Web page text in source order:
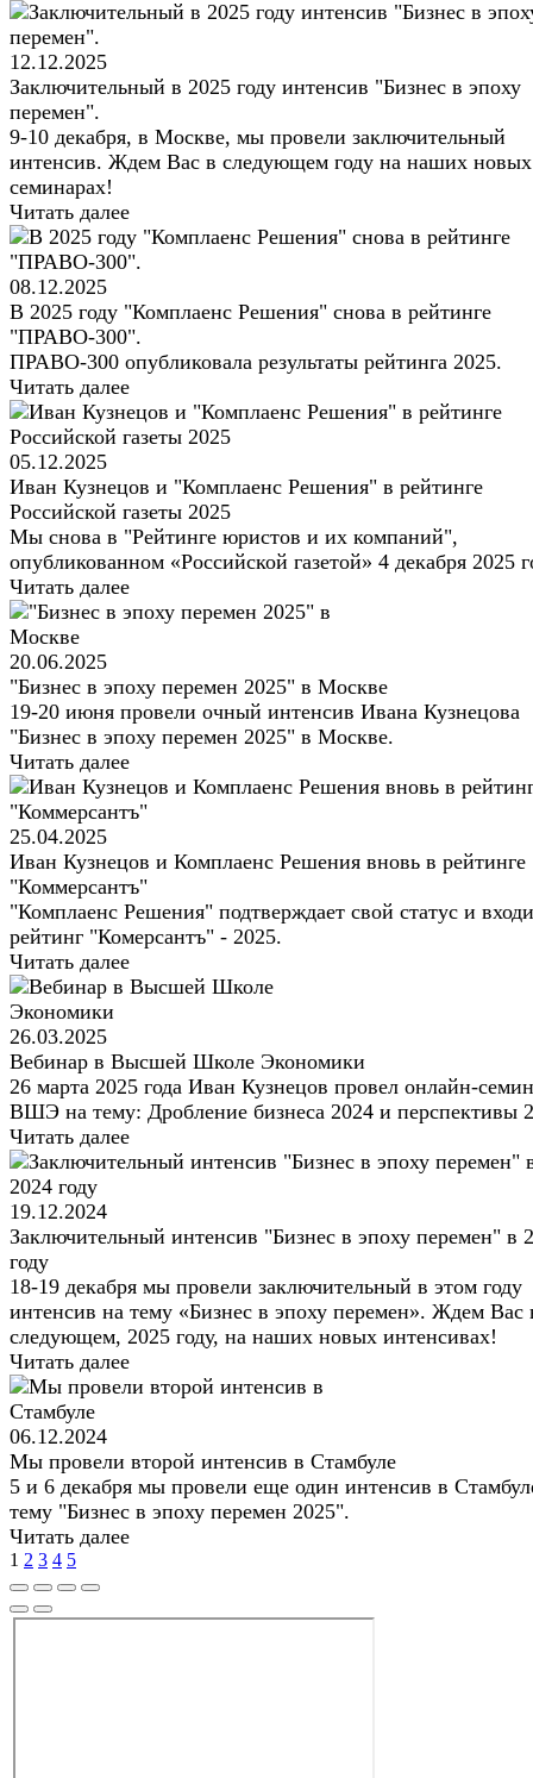
12.12.2025
Заключительный в 2025 году интенсив "Бизнес в эпоху
перемен".
9-10 декабря, в Москве, мы провели заключительный
интенсив. Ждем Вас в следующем году на наших новых
семинарах!
Читать далее
08.12.2025
В 2025 году "Комплаенс Решения" снова в рейтинге
"ПРАВО-300".
ПРАВО-300 опубликовала результаты рейтинга 2025.
Читать далее
05.12.2025
Иван Кузнецов и "Комплаенс Решения" в рейтинге
Российской газеты 2025
Мы снова в "Рейтинге юристов и их компаний",
опубликованном «Российской газетой» 4 декабря 2025
Читать далее
20.06.2025
"Бизнес в эпоху перемен 2025" в Москве
19-20 июня провели очный интенсив Ивана Кузнецова
"Бизнес в эпоху перемен 2025" в Москве.
Читать далее
25.04.2025
Иван Кузнецов и Комплаенс Решения вновь в рейтинге
"Коммерсантъ"
"Комплаенс Решения" подтверждает свой статус и
рейтинг "Комерсантъ" - 2025.
Читать далее
26.03.2025
Вебинар в Высшей Школе Экономики
26 марта 2025 года Иван Кузнецов провел онлайн-
ВШЭ на тему: Дробление бизнеса 2024 и перспективы
Читать далее
19.12.2024
Заключительный интенсив "Бизнес в эпоху перемен" в
году
18-19 декабря мы провели заключительный в этом году
интенсив на тему «Бизнес в эпоху перемен». Ждем Вас
следующем, 2025 году, на наших новых интенсивах!
Читать далее
06.12.2024
Мы провели второй интенсив в Стамбуле
5 и 6 декабря мы провели еще один интенсив в
тему "Бизнес в эпоху перемен 2025".
Читать далее
1 2 3 4 5